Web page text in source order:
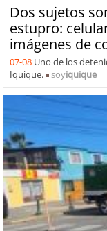
Dos sujetos
estupro:
imágenes de
07-08 Uno de los
Iquique.
soyiquique